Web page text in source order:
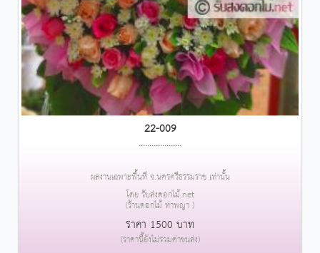
22-009
....................
ผลงานเฉพาะพื้นที่ จ.นครศรีธรรมราช เท่านั้น
โดย รับส่งดอกไม้.net
(ร้านดอกไม้ ท่าพญา )
ราคา 1500 บาท
(ราคานี้ยังไม่รวมค่าขนส่ง)